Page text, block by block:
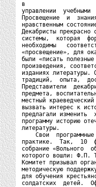
в
управлении
Просвещение  и
нравственным
Декабристы
системы,  которая
необходимы
«просвещение», для
были «писать
произведения,
изданиях литературы.
традиций,  опыта,
Представители
предмета,
местный
вызвать интерес к
предлагали изменить
программу историю
литературы.
Свои
практике.  Так,  10
собрание «Вольного
которого вошли: Ф.П.
Комитет призывал
методическую
для обучения
солдатских  детей.